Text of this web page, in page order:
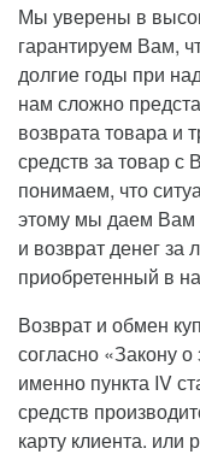
Мы уверены в
гарантируем Вам,
долгие годы при
нам сложно
возврата товара и
средств за товар
понимаем, что
этому мы даем Вам
и возврат денег
приобретенный в
Возврат и обмен
согласно «Закону
именно пункта IV
средств
карту клиента. или